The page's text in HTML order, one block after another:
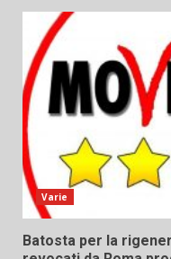
Varie
Batosta per la